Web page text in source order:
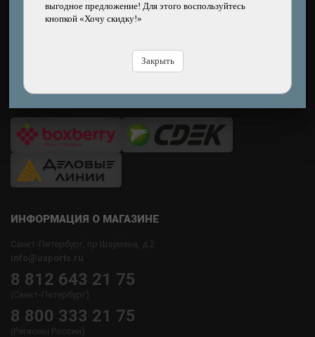
выгодное предложение! Для этого воспользуйтесь
кнопкой «Хочу скидку!»
Закрыть
КАК ОПЛАТИТЬ?
ЧЕМ ДОСТАВЯТ?
ИНФОРМАЦИЯ О МАГАЗИНЕ
Санкт-Петербург, пр.Шаумяна, д.2
info@usports.ru
8 812 643 21 75
(Санкт-Петербург)
8 800 333 21 75
(Регионы России)